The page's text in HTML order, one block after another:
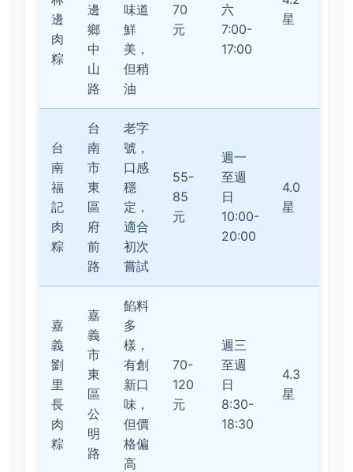
邊
肉
粽
邊
鄉
中
山
路
味道
鮮
美，
但稍
油
70
元
六
7:00-
17:00
星
台
南
福
記
肉
粽
台
南
市
東
區
府
前
路
老字
號，
口感
穩
定，
適合
初次
嘗試
55-
85
元
週一
至週
日
10:00-
20:00
4.0
星
嘉
義
劉
里
長
肉
粽
嘉
義
市
東
區
公
明
路
餡料
多
樣，
有創
新口
味，
但價
格偏
高
70-
120
元
週三
至週
日
8:30-
18:30
4.3
星